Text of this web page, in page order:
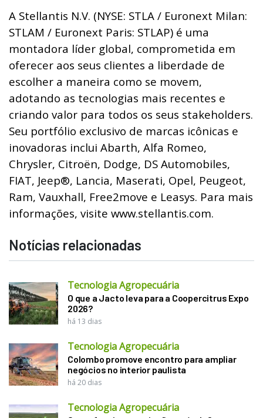
A Stellantis N.V. (NYSE: STLA / Euronext Milan:
STLAM / Euronext Paris: STLAP) é uma
montadora líder global, comprometida em
oferecer aos seus clientes a liberdade de
escolher a maneira como se movem,
adotando as tecnologias mais recentes e
criando valor para todos os seus stakeholders.
Seu portfólio exclusivo de marcas icônicas e
inovadoras inclui Abarth, Alfa Romeo,
Chrysler, Citroën, Dodge, DS Automobiles,
FIAT, Jeep®, Lancia, Maserati, Opel, Peugeot,
Ram, Vauxhall, Free2move e Leasys. Para mais
informações, visite www.stellantis.com.
Notícias relacionadas
Tecnologia Agropecuária
O que a Jacto leva para a Coopercitrus Expo
2026?
há 13 dias
Tecnologia Agropecuária
Colombo promove encontro para ampliar
negócios no interior paulista
há 20 dias
Tecnologia Agropecuária